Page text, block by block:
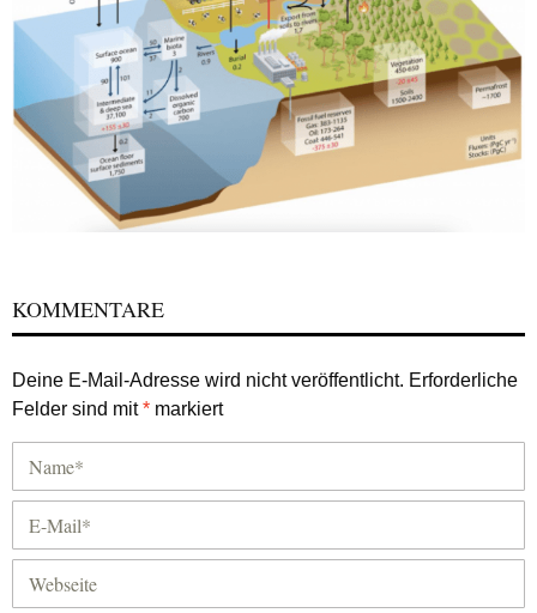
KOMMENTARE
Deine E-Mail-Adresse wird nicht veröffentlicht. Erforderliche
Felder sind mit* markiert